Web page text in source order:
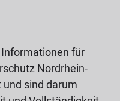
für
Nordrhein-
sind darum